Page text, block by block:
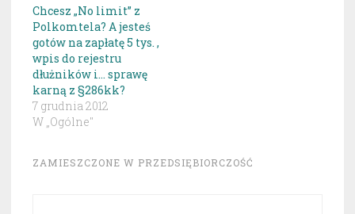
Chcesz „No limit” z
Polkomtela? A jesteś
gotów na zapłatę 5 tys. ,
wpis do rejestru
dłużników i… sprawę
karną z §286kk?
7 grudnia 2012
W „Ogólne"
ZAMIESZCZONE W PRZEDSIĘBIORCZOŚĆ